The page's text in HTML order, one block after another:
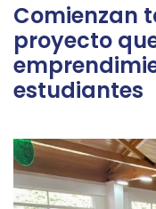
Comienzan
proyecto
estudiantes